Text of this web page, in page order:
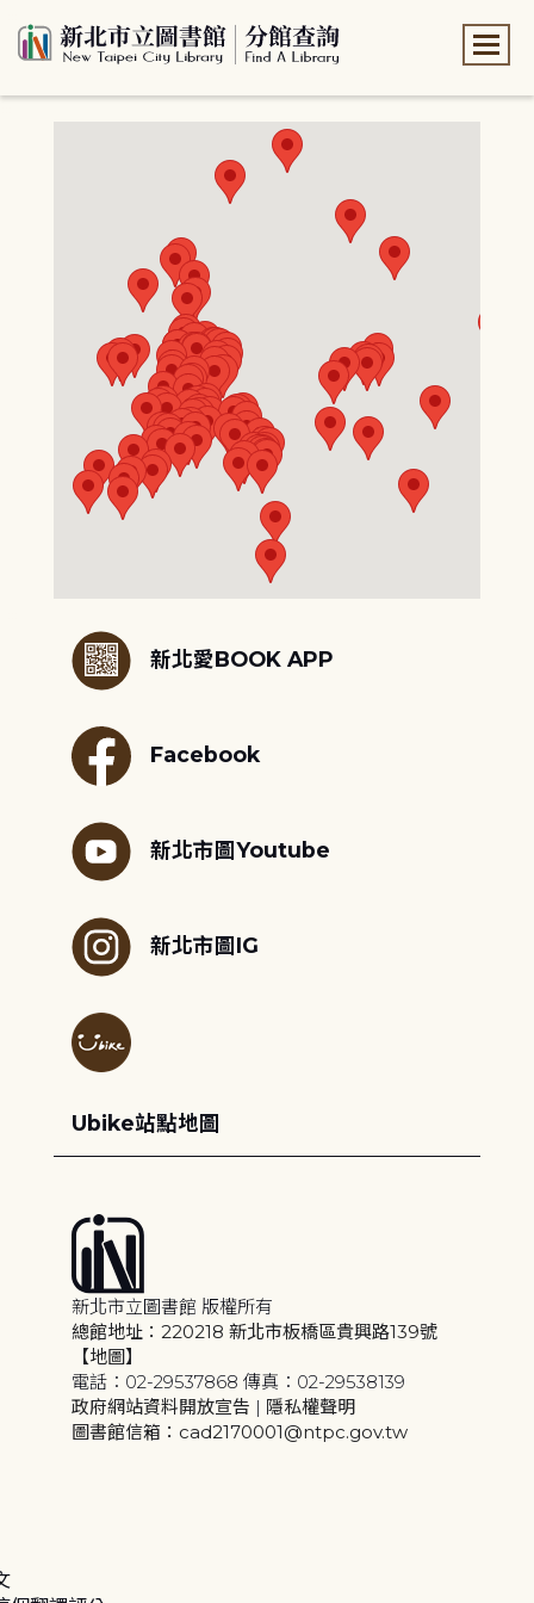
新北愛BOOK APP
Facebook
新北市圖Youtube
新北市圖IG
Ubike站點地圖
新北市立圖書館 版權所有
總館地址：220218 新北市板橋區貴興路139號
【地圖】
電話：02-29537868 傳真：02-29538139
政府網站資料開放宣告 | 隱私權聲明
圖書館信箱：cad2170001@ntpc.gov.tw